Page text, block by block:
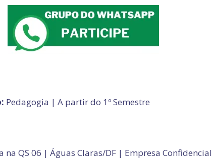
Pedagogia | A partir do 1º Semestre
na QS 06 | Águas Claras/DF | Empresa Confidencial